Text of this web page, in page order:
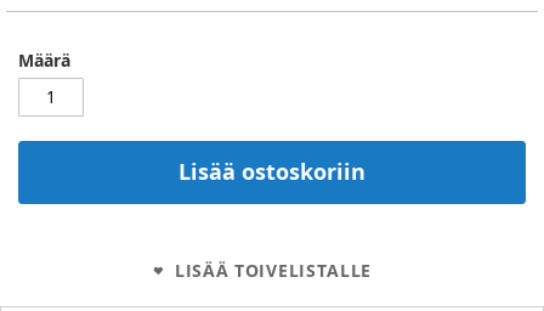
Määrä
Lisää ostoskoriin
LISÄÄ TOIVELISTALLE
the
gallery